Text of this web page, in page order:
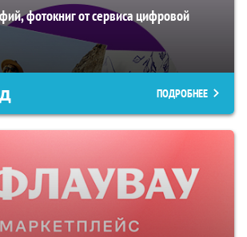
фотокниг от сервиса цифровой
ПОДРОБНЕЕ